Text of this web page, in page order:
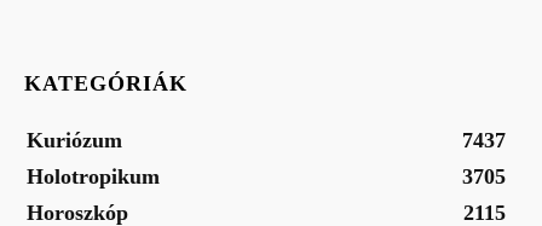
KATEGÓRIÁK
Kuriózum
7437
Holotropikum
3705
Horoszkóp
2115